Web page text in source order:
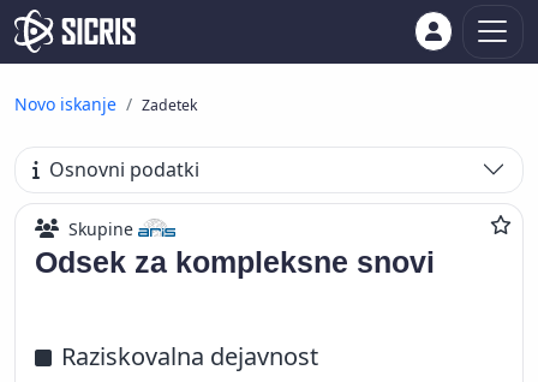
Novo iskanje Zadetek
Osnovni podatki
Skupine
Odsek za kompleksne snovi
Raziskovalna dejavnost